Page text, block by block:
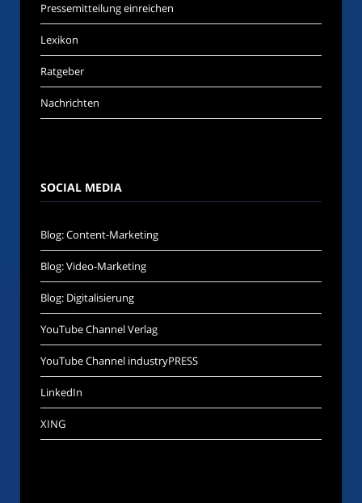
Pressemitteilung einreichen
Lexikon
Ratgeber
Nachrichten
SOCIAL MEDIA
Blog: Content-Marketing
Blog: Video-Marketing
Blog: Digitalisierung
YouTube Channel Verlag
YouTube Channel industryPRESS
LinkedIn
XING